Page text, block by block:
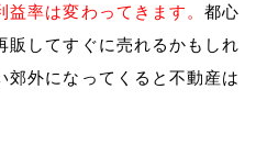
益率は変わってきます。都心
販してすぐに売れるかもしれ
郊外になってくると不動産は